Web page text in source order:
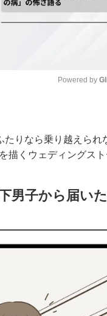
Powered by
りなら乗り越えられ
描くウェディングスト
男子から届い